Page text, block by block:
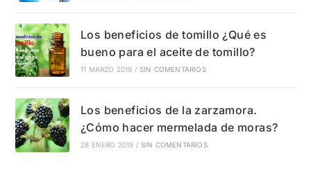
Los beneficios de tomillo ¿Qué es
bueno para el aceite de tomillo?
11 MARZO 2019 / SIN COMENTARIOS
Los beneficios de la zarzamora.
¿Cómo hacer mermelada de moras?
28 ENERO 2019 / SIN COMENTARIOS